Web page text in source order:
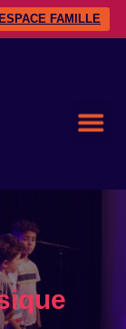
ESPACE FAMILLE